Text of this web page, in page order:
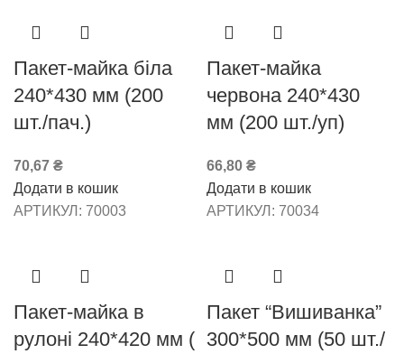
Пакет-майка біла
240*430 мм (200
шт./пач.)
70,67 ₴
Додати в кошик
АРТИКУЛ: 70003
Пакет-майка
червона 240*430
мм (200 шт./уп)
66,80 ₴
Додати в кошик
АРТИКУЛ: 70034
Пакет-майка в
рулоні 240*420 мм (
Пакет “Вишиванка”
300*500 мм (50 шт./